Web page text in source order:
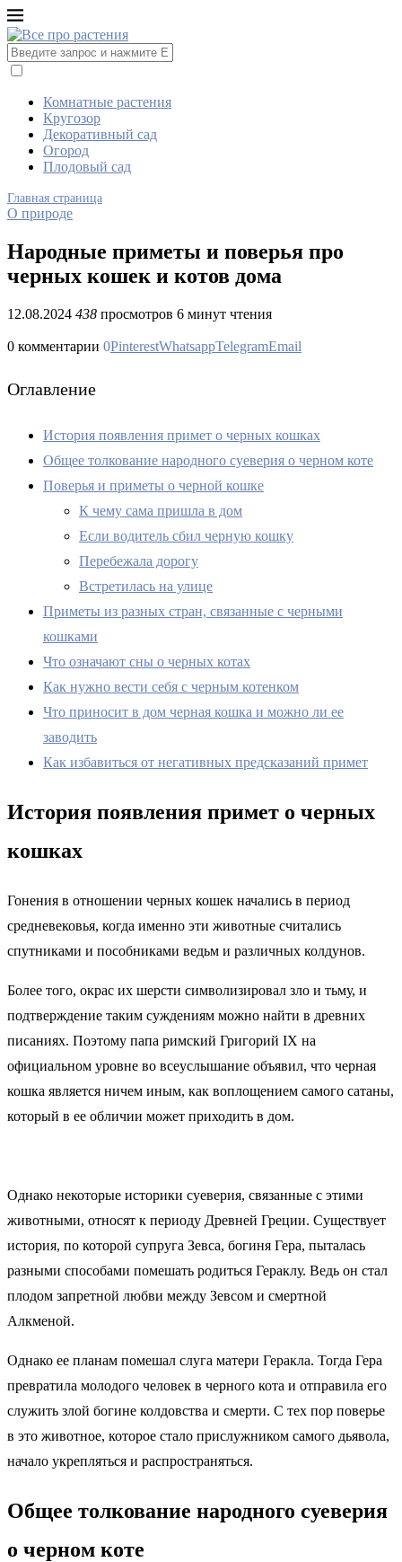
Комнатные растения
Кругозор
Декоративный сад
Огород
Плодовый сад
Главная страница
О природе
Народные приметы и поверья про
черных кошек и котов дома
12.08.2024 438 просмотров 6 минут чтения
0 комментарии 0PinterestWhatsappTelegramEmail
Оглавление
История появления примет о черных кошках
Общее толкование народного суеверия о черном коте
Поверья и приметы о черной кошке
К чему сама пришла в дом
Если водитель сбил черную кошку
Перебежала дорогу
Встретилась на улице
Приметы из разных стран, связанные с черными
кошками
Что означают сны о черных котах
Как нужно вести себя с черным котенком
Что приносит в дом черная кошка и можно ли ее
заводить
Как избавиться от негативных предсказаний примет
История появления примет о черных
кошках
Гонения в отношении черных кошек начались в период
средневековья, когда именно эти животные считались
спутниками и пособниками ведьм и различных колдунов.
Более того, окрас их шерсти символизировал зло и тьму, и
подтверждение таким суждениям можно найти в древних
писаниях. Поэтому папа римский Григорий IX на
официальном уровне во всеуслышание объявил, что черная
кошка является ничем иным, как воплощением самого сатаны,
который в ее обличии может приходить в дом.
Однако некоторые историки суеверия, связанные с этими
животными, относят к периоду Древней Греции. Существует
история, по которой супруга Зевса, богиня Гера, пыталась
разными способами помешать родиться Гераклу. Ведь он стал
плодом запретной любви между Зевсом и смертной
Алкменой.
Однако ее планам помешал слуга матери Геракла. Тогда Гера
превратила молодого человек в черного кота и отправила его
служить злой богине колдовства и смерти. С тех пор поверье
в это животное, которое стало прислужником самого дьявола,
начало укрепляться и распространяться.
Общее толкование народного суеверия
о черном коте